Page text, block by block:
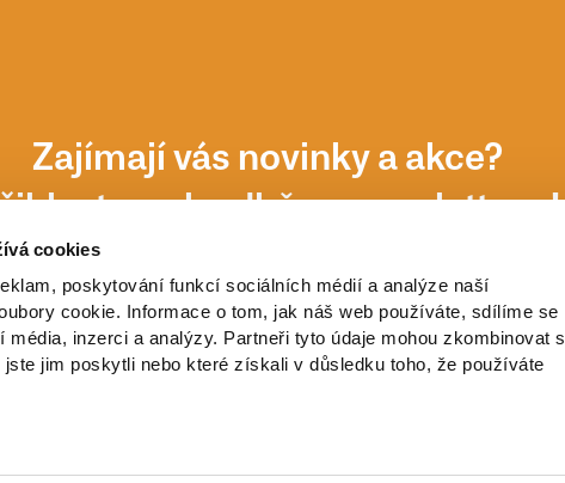
cookies
poskytování funkcí sociálních médií a analýze naší
cookie. Informace o tom, jak náš web používáte, sdílíme se
inzerci a analýzy. Partneři tyto údaje mohou zkombinovat s
jim poskytli nebo které získali v důsledku toho, že používáte
Zajímají vás novinky a akce?
se k odběru newsletteru!